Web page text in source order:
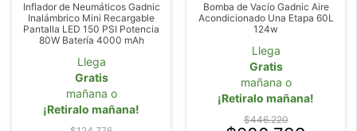
Inflador de Neumáticos Gadnic
Inalámbrico Mini Recargable
Pantalla LED 150 PSI Potencia
80W Batería 4000 mAh
Llega
Gratis
mañana o
¡Retiralo mañana!
Bomba de Vacío Gadnic Aire
Acondicionado Una Etapa 60L
124w
Llega
Gratis
mañana o
¡Retiralo mañana!
$446.220